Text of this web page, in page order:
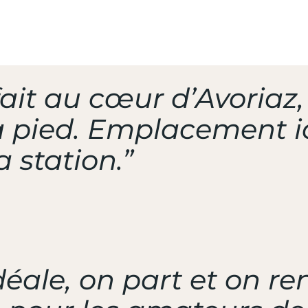
au cœur
pied. Emplacement
station.”
on part et on